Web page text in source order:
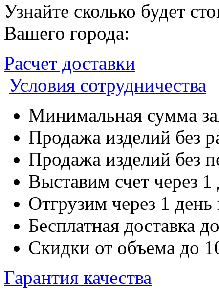
Узнайте сколько будет
Вашего города:
Расчет доставки
Условия сотрудничества
Минимальная сумма
Продажа изделий без
Продажа изделий без
Выставим счет через 1
Отгрузим через 1
Бесплатная доставка
Скидки от объема до
Гарантия качества